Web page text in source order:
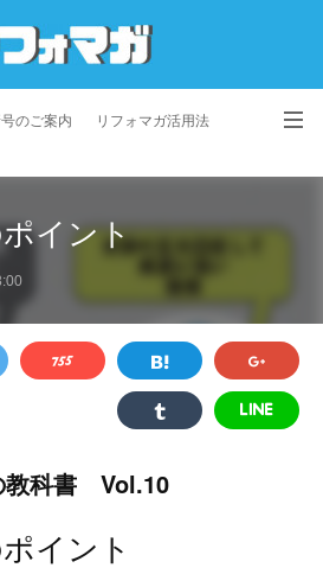
のご案内 リフォマガ活用法
プライバシーポリシー 利用規約
イント
教科書 Vol.10
イント